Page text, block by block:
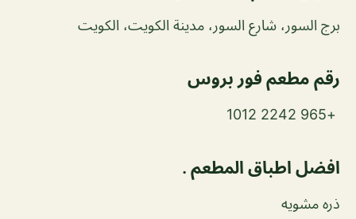
برج السور، شارع السور، مدينة الكويت، الكويت
رقم مطعم فور بروس
+965 2242 1012
افضل اطباق المطعم .
ذره مشويه